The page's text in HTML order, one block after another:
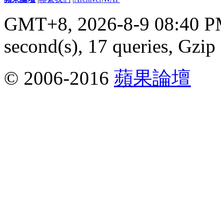
GMT+8, 2026-8-9 08:40
second(s), 17 queries, Gzip
© 2006-2016 蘋果論壇